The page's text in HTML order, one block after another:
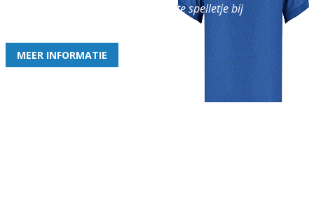
en geniet iedere week van het leukste spelletje bij
MEER INFORMATIE